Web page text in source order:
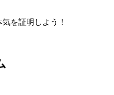
を証明しよう！